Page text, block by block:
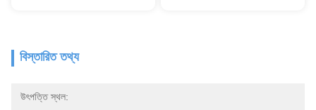
বিস্তারিত তথ্য
উৎপত্তি স্থল: